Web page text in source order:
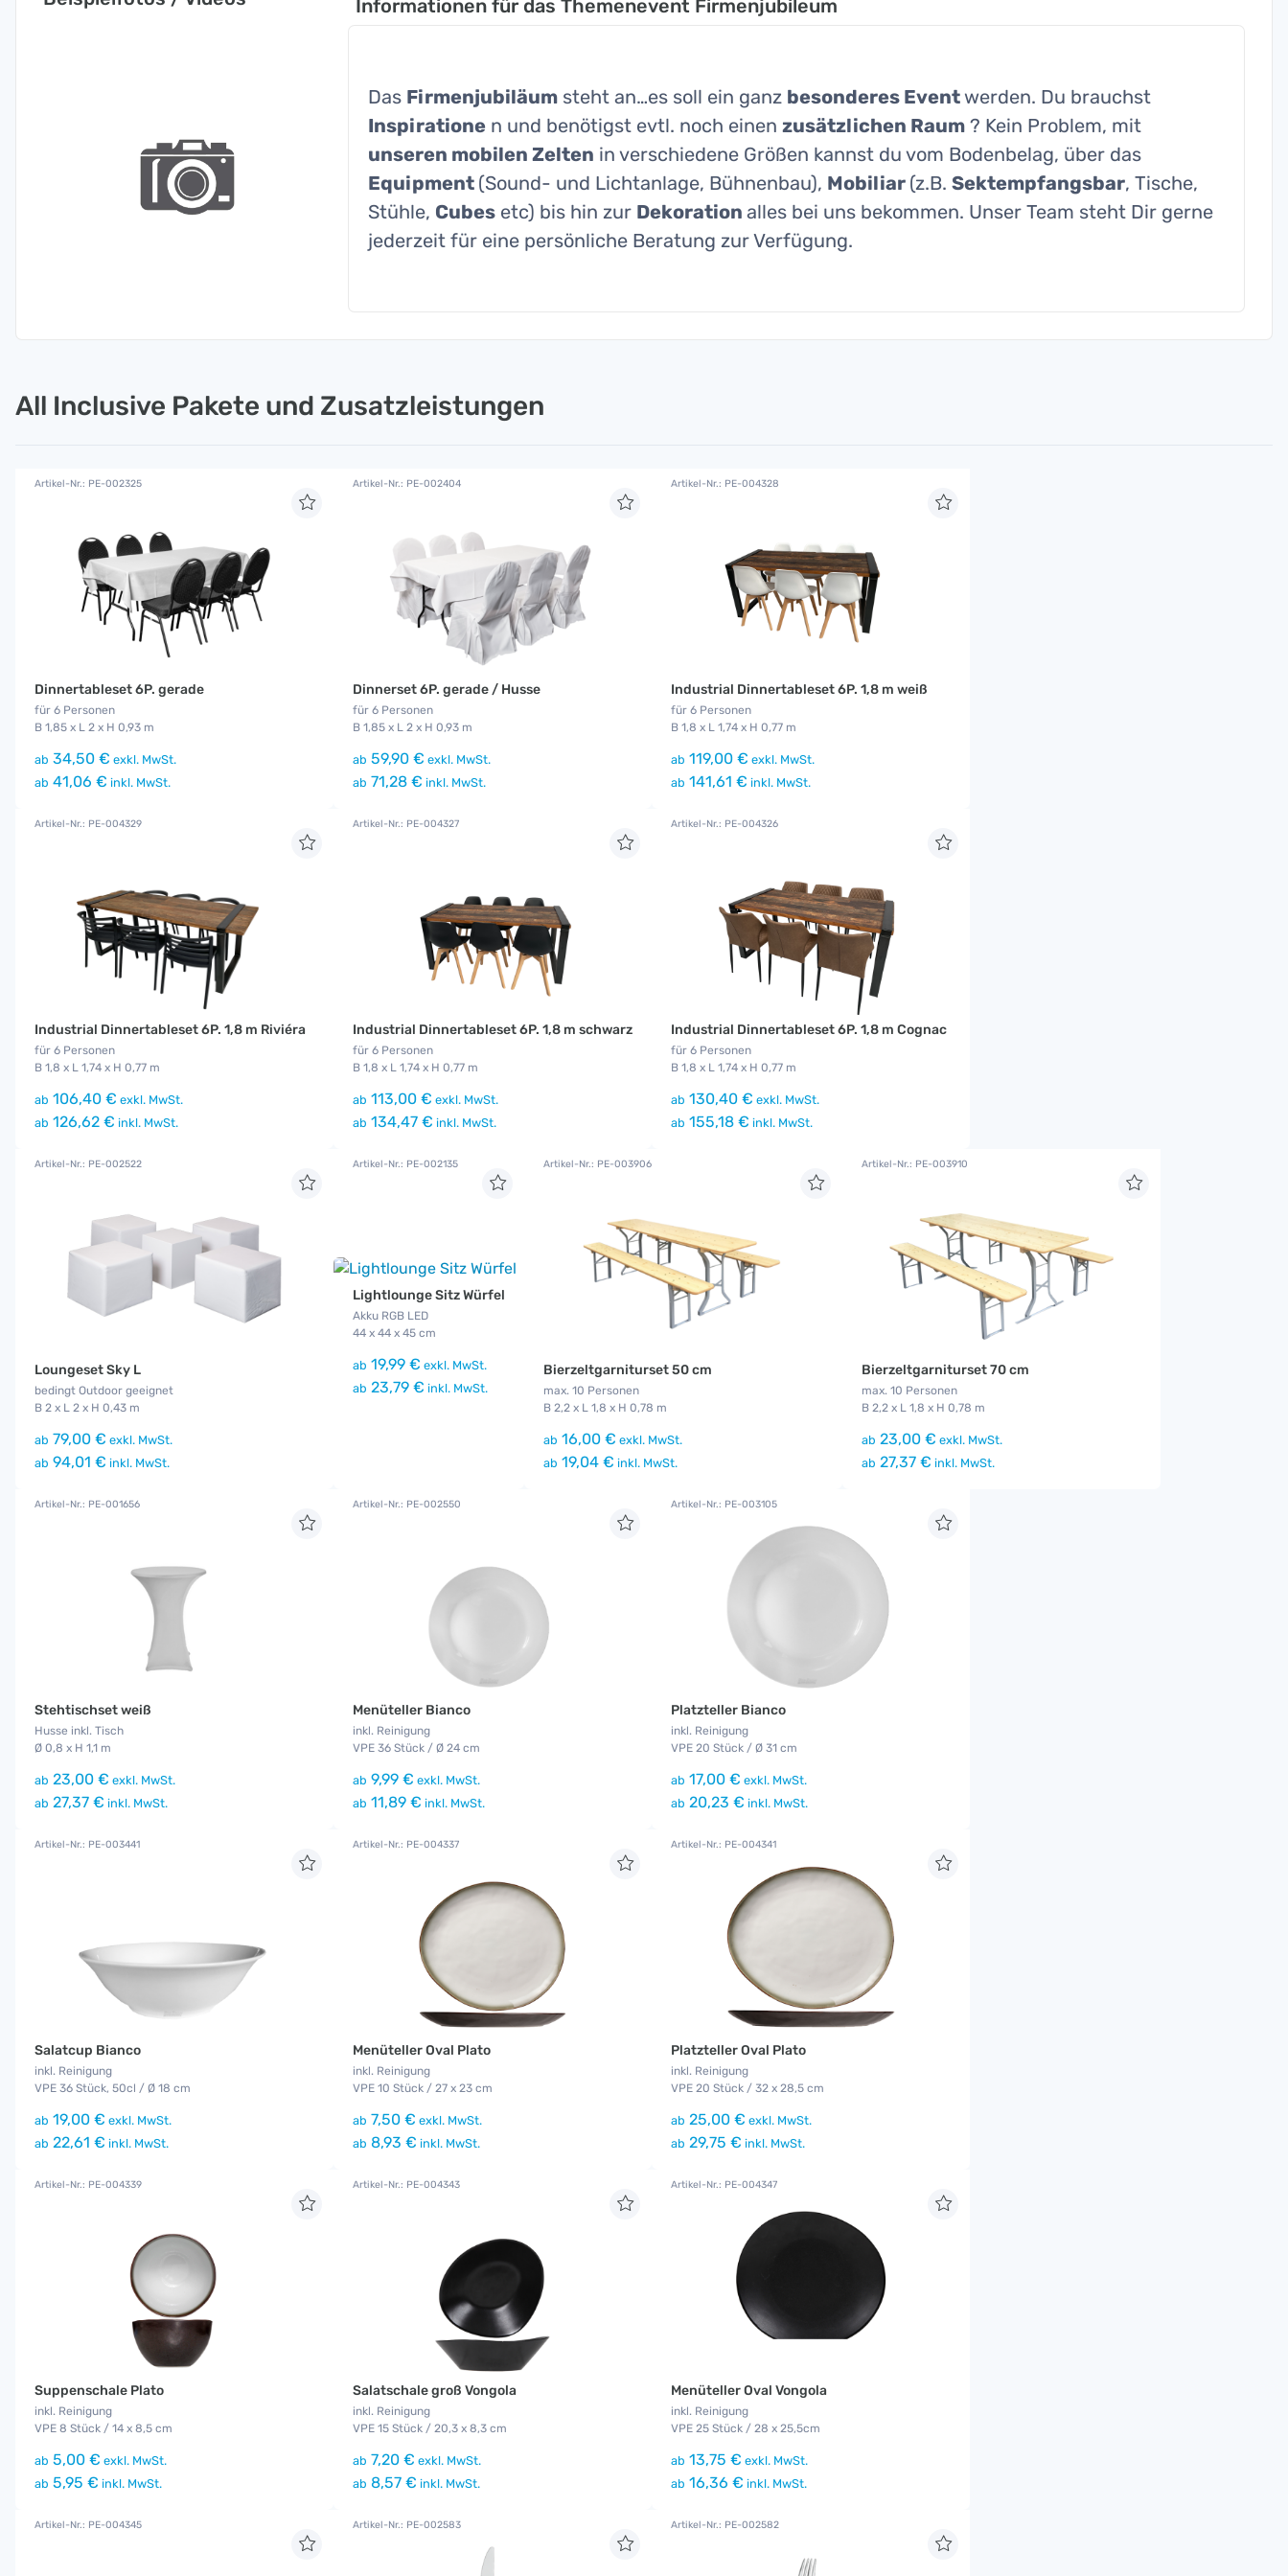
Informationen für das Themenevent Firmenjubileum
Das Firmenjubiläumsteht an…es soll ein ganz besonderes Eventwerden. Du brauchst
Inspirationen und benötigst evtl. noch einen zusätzlichen Raum? Kein Problem, mit
unseren mobilen Zelten in verschiedene Größen kannst du vom Bodenbelag, über das
Equipment (Sound- und Lichtanlage, Bühnenbau), Mobiliar (z.B. Sektempfangsbar, Tische,
Stühle, Cubesetc) bis hin zur Dekoration alles bei uns bekommen. Unser Team steht Dir gerne
jederzeit für eine persönliche Beratung zur Verfügung.
All Inclusive Pakete und Zusatzleistungen
Artikel-Nr.: PE-002325
Dinnertableset 6P. gerade
für 6 Personen
B 1,85 x L 2 x H 0,93 m
ab 34,50 € exkl. MwSt.
ab 41,06 € inkl. MwSt.
Artikel-Nr.: PE-002404
Dinnerset 6P. gerade / Husse
für 6 Personen
B 1,85 x L 2 x H 0,93 m
ab 59,90 € exkl. MwSt.
ab 71,28 € inkl. MwSt.
Artikel-Nr.: PE-004328
Industrial Dinnertableset 6P. 1,8 m weiß
für 6 Personen
B 1,8 x L 1,74 x H 0,77 m
ab 119,00 € exkl. MwSt.
ab 141,61 € inkl. MwSt.
Artikel-Nr.: PE-004329
Industrial Dinnertableset 6P. 1,8 m Riviéra
für 6 Personen
B 1,8 x L 1,74 x H 0,77 m
ab 106,40 € exkl. MwSt.
ab 126,62 € inkl. MwSt.
Artikel-Nr.: PE-004327
Industrial Dinnertableset 6P. 1,8 m schwarz
für 6 Personen
B 1,8 x L 1,74 x H 0,77 m
ab 113,00 € exkl. MwSt.
ab 134,47 € inkl. MwSt.
Artikel-Nr.: PE-004326
Industrial Dinnertableset 6P. 1,8 m Cognac
für 6 Personen
B 1,8 x L 1,74 x H 0,77 m
ab 130,40 € exkl. MwSt.
ab 155,18 € inkl. MwSt.
Artikel-Nr.: PE-002522
Loungeset Sky L
bedingt Outdoor geeignet
B 2 x L 2 x H 0,43 m
ab 79,00 € exkl. MwSt.
ab 94,01 € inkl. MwSt.
Artikel-Nr.: PE-002135
Lightlounge Sitz Würfel
Akku RGB LED
44 x 44 x 45 cm
ab 19,99 € exkl. MwSt.
ab 23,79 € inkl. MwSt.
Artikel-Nr.: PE-003906
Bierzeltgarniturset 50 cm
max. 10 Personen
B 2,2 x L 1,8 x H 0,78 m
ab 16,00 € exkl. MwSt.
ab 19,04 € inkl. MwSt.
Artikel-Nr.: PE-003910
Bierzeltgarniturset 70 cm
max. 10 Personen
B 2,2 x L 1,8 x H 0,78 m
ab 23,00 € exkl. MwSt.
ab 27,37 € inkl. MwSt.
Artikel-Nr.: PE-001656
Stehtischset weiß
Husse inkl. Tisch
Ø 0,8 x H 1,1 m
ab 23,00 € exkl. MwSt.
ab 27,37 € inkl. MwSt.
Artikel-Nr.: PE-002550
Menüteller Bianco
inkl. Reinigung
VPE 36 Stück / Ø 24 cm
ab 9,99 € exkl. MwSt.
ab 11,89 € inkl. MwSt.
Artikel-Nr.: PE-003105
Platzteller Bianco
inkl. Reinigung
VPE 20 Stück / Ø 31 cm
ab 17,00 € exkl. MwSt.
ab 20,23 € inkl. MwSt.
Artikel-Nr.: PE-003441
Salatcup Bianco
inkl. Reinigung
VPE 36 Stück, 50cl / Ø 18 cm
ab 19,00 € exkl. MwSt.
ab 22,61 € inkl. MwSt.
Artikel-Nr.: PE-004337
Menüteller Oval Plato
inkl. Reinigung
VPE 10 Stück / 27 x 23 cm
ab 7,50 € exkl. MwSt.
ab 8,93 € inkl. MwSt.
Artikel-Nr.: PE-004341
Platzteller Oval Plato
inkl. Reinigung
VPE 20 Stück / 32 x 28,5 cm
ab 25,00 € exkl. MwSt.
ab 29,75 € inkl. MwSt.
Artikel-Nr.: PE-004339
Suppenschale Plato
inkl. Reinigung
VPE 8 Stück / 14 x 8,5 cm
ab 5,00 € exkl. MwSt.
ab 5,95 € inkl. MwSt.
Artikel-Nr.: PE-004343
Salatschale groß Vongola
inkl. Reinigung
VPE 15 Stück / 20,3 x 8,3 cm
ab 7,20 € exkl. MwSt.
ab 8,57 € inkl. MwSt.
Artikel-Nr.: PE-004347
Menüteller Oval Vongola
inkl. Reinigung
VPE 25 Stück / 28 x 25,5cm
ab 13,75 € exkl. MwSt.
ab 16,36 € inkl. MwSt.
Artikel-Nr.: PE-004345 Artikel-Nr.: PE-002583 Artikel-Nr.: PE-002582